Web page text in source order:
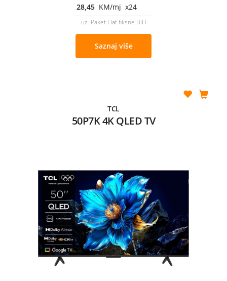
28,45 KM/mj x24
uz Paket Flat fiksne BiH
Saznaj više
TCL
50P7K 4K QLED TV